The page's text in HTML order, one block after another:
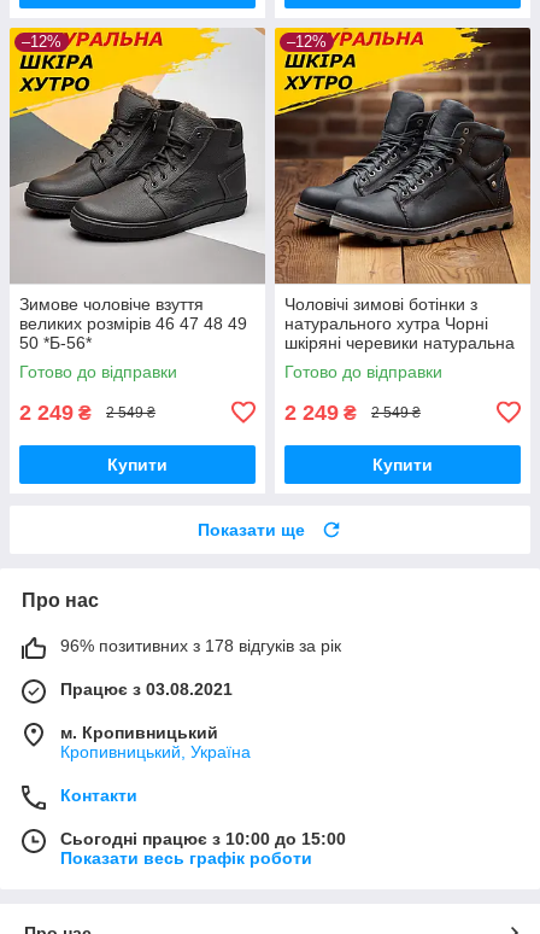
–12%
Зимове чоловіче взуття
великих розмірів 46 47 48 49
50 *Б-56*
Готово до відправки
2 249 ₴ 2 549 ₴
Купити
–12%
Чоловічі зимові ботінки з
натурального хутра Чорні
шкіряні черевики натуральна
шкіра *114 чр*
Готово до відправки
2 249 ₴ 2 549 ₴
Купити
Показати ще
Про нас
96% позитивних з 178 відгуків за рік
Працює з 03.08.2021
м. Кропивницький
Кропивницький, Україна
Контакти
Сьогодні працює з 10:00 до 15:00
Показати весь графік роботи